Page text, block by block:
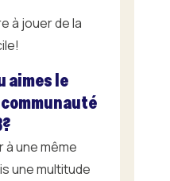
à jouer de la
aimes le
à une même
une multitude